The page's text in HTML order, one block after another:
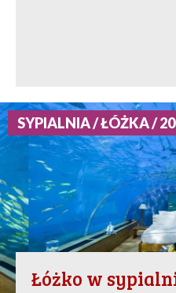
SYPIALNIA / ŁÓŻKA /
Łóżko w